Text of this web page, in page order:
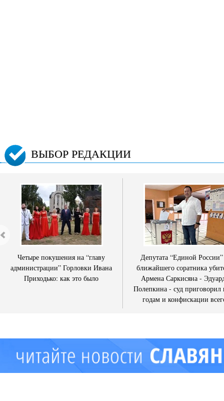
ВЫБОР РЕДАКЦИИ
Четыре покушения на “главу
администрации” Горловки Ивана
Приходько: как это было
Депутата “Единой
ближайшего соратника
Армена Саркисяна -
Полепкина - суд приговорил
годам и конфискации